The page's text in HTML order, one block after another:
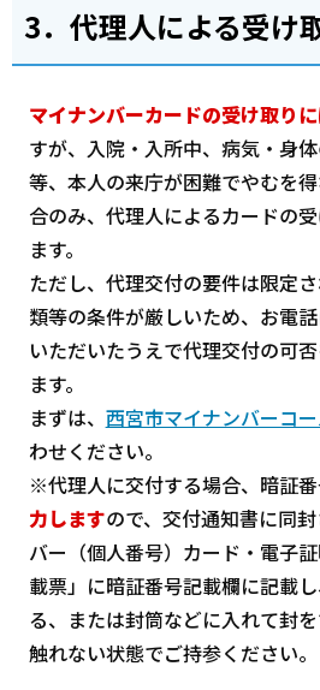
3．代理人による受け
マイナンバーカードの受け取り
すが、入院・入所中、病気・身
等、本人の来庁が困難でやむを
合のみ、代理人によるカードの
ます。
ただし、代理交付の要件は限定
類等の条件が厳しいため、お電
いただいたうえで代理交付の可
ます。
まずは、 西宮市マイナンバーコ
わせください。
※代理人に交付する場合、暗証
力しますので、交付通知書に同
バー（個人番号）カード・電子
載票」に暗証番号記載欄に記載
る、または封筒などに入れて封
触れない状態でご持参ください。